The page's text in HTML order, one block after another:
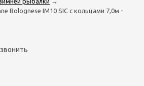
Bolognese IM10 SIC с кольцами 7,0м -